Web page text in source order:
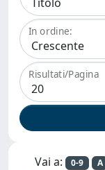
In ordine:
Risultati/Pagina
Vai a: 0-9 A